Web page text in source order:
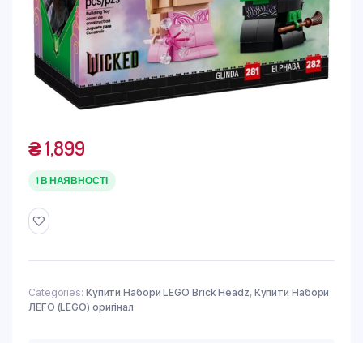
₴1,899
1 В НАЯВНОСТІ
Categories: Купити Набори LEGO Brick Headz, Купити Набори
ЛЕГО (LEGO) оригінал